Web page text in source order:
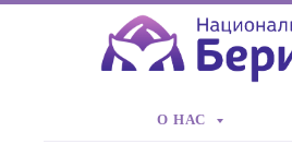
О НАС